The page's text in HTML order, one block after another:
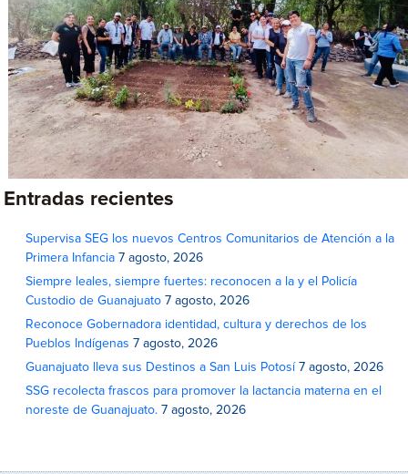
Entradas recientes
Supervisa SEG los nuevos Centros Comunitarios de Atención a la
Primera Infancia 7 agosto, 2026
Siempre leales, siempre fuertes: reconocen a la y el Policía
Custodio de Guanajuato 7 agosto, 2026
Reconoce Gobernadora identidad, cultura y derechos de los
Pueblos Indígenas 7 agosto, 2026
Guanajuato lleva sus Destinos a San Luis Potosí 7 agosto, 2026
SSG recolecta frascos para promover la lactancia materna en el
noreste de Guanajuato. 7 agosto, 2026